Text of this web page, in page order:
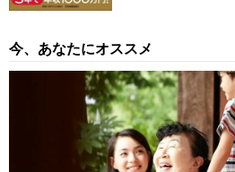
今、あなたにオススメ